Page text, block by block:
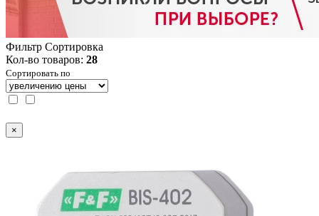
Фильтр Сортировка
Кол-во товаров: 28
Сортировать по
×